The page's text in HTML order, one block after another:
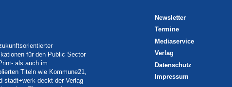
für den Public Sector
als auch im
Titeln wie Kommune21,
stadt+werk deckt der Verlag
Newsletter
Termine
Mediaservice
Verlag
Datenschutz
Impressum